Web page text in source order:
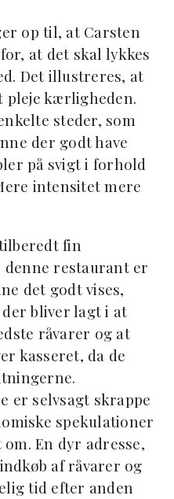
op til, at Carsten
at det skal lykkes
Det illustreres, at
pleje kærligheden.
steder, som
der godt have
på svigt i forhold
intensitet mere
fin
denne restaurant er
det godt vises,
bliver lagt i at
råvarer og at
kasseret, da de
er selvsagt skrappe
spekulationer
En dyr adresse,
af råvarer og
tid efter anden